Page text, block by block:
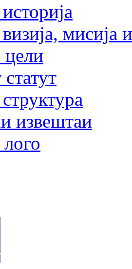
мисија и
извештаи